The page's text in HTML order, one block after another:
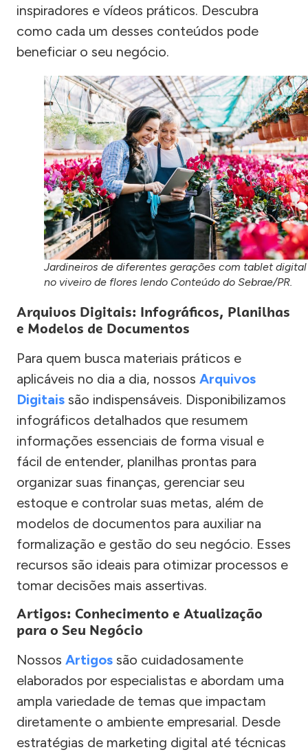
inspiradores e vídeos práticos. Descubra
como cada um desses conteúdos pode
beneficiar o seu negócio.
Jardineiros de diferentes gerações com tablet digital
no viveiro de flores lendo Conteúdo do Sebrae/PR.
Arquivos Digitais: Infográficos, Planilhas
e Modelos de Documentos
Para quem busca materiais práticos e
aplicáveis no dia a dia, nossos Arquivos
Digitais são indispensáveis. Disponibilizamos
infográficos detalhados que resumem
informações essenciais de forma visual e
fácil de entender, planilhas prontas para
organizar suas finanças, gerenciar seu
estoque e controlar suas metas, além de
modelos de documentos para auxiliar na
formalização e gestão do seu negócio. Esses
recursos são ideais para otimizar processos e
tomar decisões mais assertivas.
Artigos: Conhecimento e Atualização
para o Seu Negócio
Nossos Artigos são cuidadosamente
elaborados por especialistas e abordam uma
ampla variedade de temas que impactam
diretamente o ambiente empresarial. Desde
estratégias de marketing digital até técnicas